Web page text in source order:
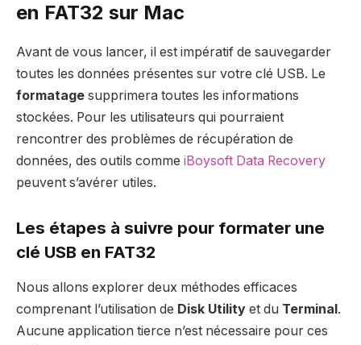
en FAT32 sur Mac
Avant de vous lancer, il est impératif de sauvegarder
toutes les données présentes sur votre clé USB. Le
formatage supprimera toutes les informations
stockées. Pour les utilisateurs qui pourraient
rencontrer des problèmes de récupération de
données, des outils comme iBoysoft Data Recovery
peuvent s’avérer utiles.
Les étapes à suivre pour formater une
clé USB en FAT32
Nous allons explorer deux méthodes efficaces
comprenant l’utilisation de Disk Utility et du Terminal .
Aucune application tierce n’est nécessaire pour ces